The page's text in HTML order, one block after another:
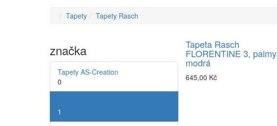
Tapety Tapety Rasch
značka
Tapety AS-Creation
0
1
Tapeta Rasch
FLORENTINE 3, palmy
modrá
645,00 Kč